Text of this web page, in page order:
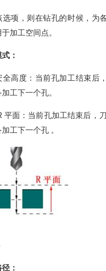
选项，则在钻孔的时候，为
加工空间点。
：
全高度：当前孔加工结束后
工下一个孔。
平面：当前孔加工结束后，
工下一个孔 。
：